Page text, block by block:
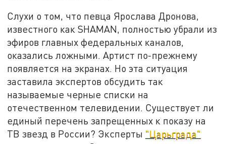
Слухи о том, что певца Ярослава Дронова,
известного как SHAMAN, полностью убрали из
эфиров главных федеральных каналов,
оказались ложными. Артист по-прежнему
появляется на экранах. Но эта ситуация
заставила экспертов обсудить так
называемые черные списки на
отечественном телевидении. Существует ли
единый перечень запрещенных к показу на
ТВ звезд в России? Эксперты "Царьграда"